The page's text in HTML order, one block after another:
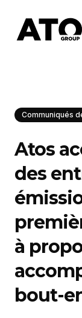
Communiqués
Atos
des
à
bout-